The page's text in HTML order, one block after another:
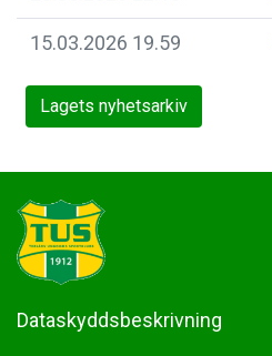
15.03.2026 19.59
Lagets nyhetsarkiv
Dataskyddsbeskrivning